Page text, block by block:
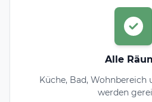
Alle
Küche, Bad, Wohnbereich
werden